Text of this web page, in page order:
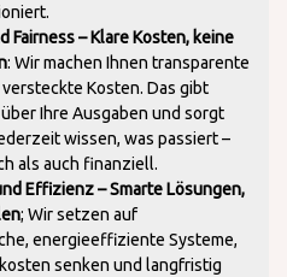
Fairness – Klare Kosten, keine
: Wir machen Ihnen transparente
Kosten. Das gibt
Ihre Ausgaben und sorgt
wissen, was passiert –
als auch finanziell.
Effizienz – Smarte Lösungen,
; Wir setzen auf
energieeffiziente Systeme,
senken und langfristig